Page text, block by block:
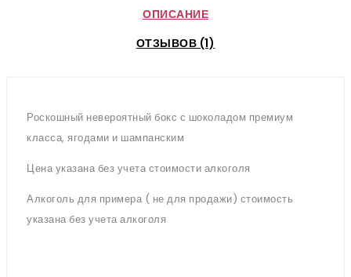
ОПИСАНИЕ
ОТЗЫВОВ (1)
Роскошный невероятный бокс с шоколадом премиум
класса, ягодами и шампанским
Цена указана без учета стоимости алкоголя
Алкоголь для примера ( не для продажи) стоимость
указана без учета алкоголя